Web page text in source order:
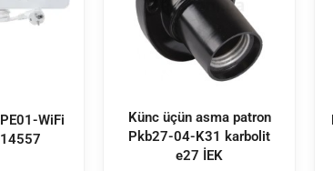
14557
Künc üçün asma patron
Pkb27-04-K31 karbolit
e27 İEK